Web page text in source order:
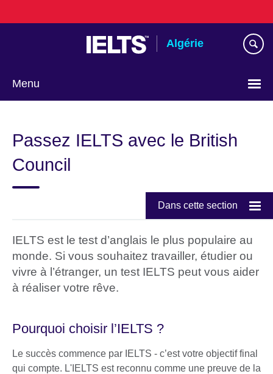
to
Algérie
Menu
language
Passez IELTS avec le British
Council
Dans cette section
IELTS est le test d’anglais le plus populaire au
monde. Si vous souhaitez travailler, étudier ou
vivre à l’étranger, un test IELTS peut vous aider
à réaliser votre rêve.
Pourquoi choisir l’IELTS ?
Le succès commence par IELTS - c’est votre objectif final
qui compte. L'IELTS est reconnu comme une preuve de la